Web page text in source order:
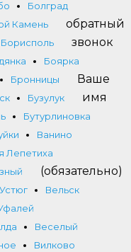
Болград
Камень
Борисполь
Боярка
Бронницы
Бузулук
Бутурлиновка
Ванино
Лепетиха
Вельск
Веселый
Вилково
обратный
звонок
Ваше
имя
(обязательно)